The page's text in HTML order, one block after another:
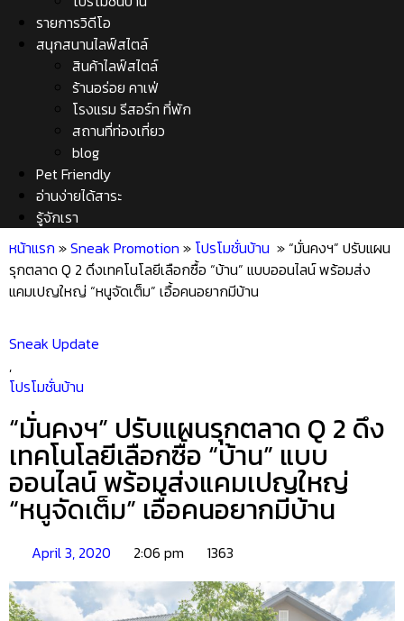
รายการวิดีโอ
สนุกสนานไลฟ์สไตล์
สินค้าไลฟ์สไตล์
ร้านอร่อย คาเฟ่
โรงแรม รีสอร์ท ที่พัก
สถานที่ท่องเที่ยว
blog
Pet Friendly
อ่านง่ายได้สาระ
รู้จักเรา
หน้าแรก »Sneak Promotion » โปรโมชั่นบ้าน » “มั่นคงฯ” ปรับแผน
รุกตลาด Q 2 ดึงเทคโนโลยีเลือกซื้อ “บ้าน” แบบออนไลน์ พร้อมส่ง
แคมเปญใหญ่ “หนูจัดเต็ม” เอื้อคนอยากมีบ้าน
Sneak Update
,
โปรโมชั่นบ้าน
“มั่นคงฯ” ปรับแผนรุกตลาด Q 2 ดึง
เทคโนโลยีเลือกซื้อ “บ้าน” แบบ
ออนไลน์ พร้อมส่งแคมเปญใหญ่
“หนูจัดเต็ม” เอื้อคนอยากมีบ้าน
April 3, 2020 2:06 pm 1363